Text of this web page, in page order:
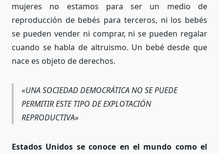
mujeres no estamos para ser un medio de
reproducción de bebés para terceros, ni los bebés
se pueden vender ni comprar, ni se pueden regalar
cuando se habla de altruismo. Un bebé desde que
nace es objeto de derechos.
«UNA SOCIEDAD DEMOCRÁTICA NO SE PUEDE
PERMITIR ESTE TIPO DE EXPLOTACIÓN
REPRODUCTIVA»
Estados Unidos se conoce en el mundo como el